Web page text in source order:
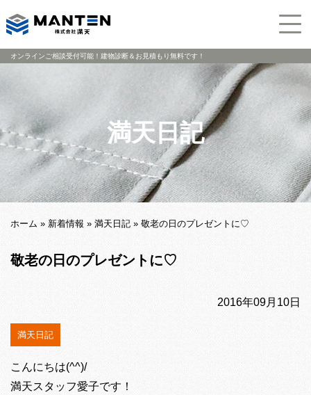
オンラインご相談受付可能！建物診断＆お見積もり無料です！
満天日記
ホーム » 新着情報 » 満天日記 » 敬老の日のプレゼントに♡
敬老の日のプレゼントに♡
2016年09月10日
満天日記
こんにちは(^^)/
満天スタッフ愛子です！